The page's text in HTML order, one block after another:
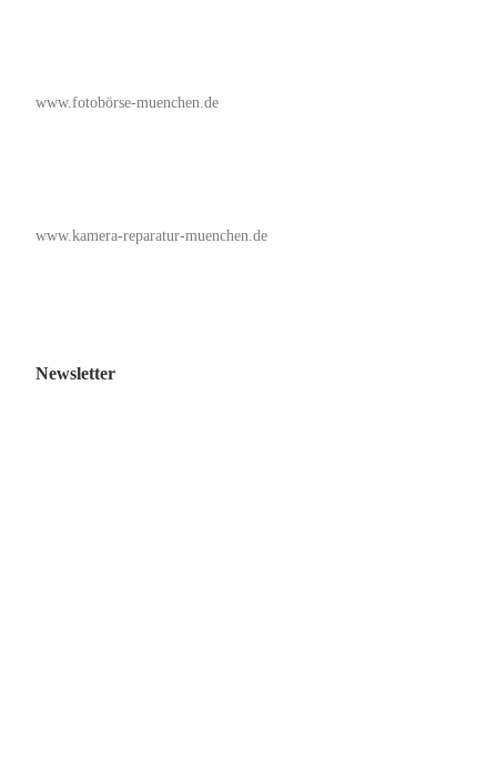
www.fotobörse-muenchen.de
www.kamera-reparatur-muenchen.de
Newsletter